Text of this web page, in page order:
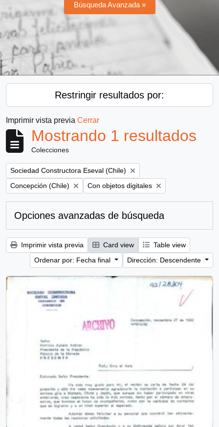
Búsqueda Avanzada »
Restringir resultados por:
Imprimir vista previa Cerrar
Mostrando 1 resultados
Colecciones
Remove filter:
Sociedad Constructora Eseval (Chile)
Remove filter:
Concepción (Chile) Remove filter:
Con objetos digitales
Opciones avanzadas de búsqueda
Imprimir vista previa Card view
Table view
Ordenar por: Fecha final
Dirección: Descendente